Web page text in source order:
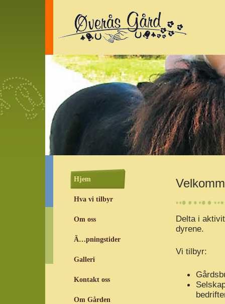
Hjem
Hva vi tilbyr
Om oss
Ã…pningstider
Galleri
Kontakt oss
Om Gården
Delta i
dyrene.
Vi tilbyr: